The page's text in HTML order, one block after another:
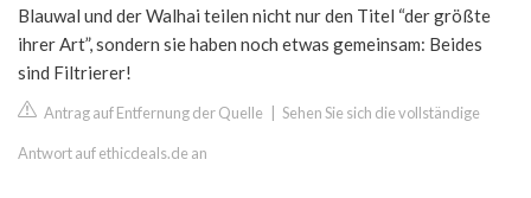
Blauwal und der Walhai teilen nicht nur den Titel “der größte
ihrer Art”, sondern sie haben noch etwas gemeinsam: Beides
sind Filtrierer!
Antrag auf Entfernung der Quelle Sehen Sie sich die vollständige
Antwort auf ethicdeals.de an